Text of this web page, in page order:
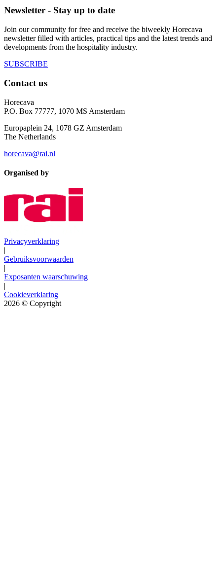
Newsletter - Stay up to date
Join our community for free and receive the biweekly Horecava
newsletter filled with articles, practical tips and the latest trends and
developments from the hospitality industry.
SUBSCRIBE
Contact us
Horecava
P.O. Box 77777, 1070 MS Amsterdam
Europaplein 24, 1078 GZ Amsterdam
The Netherlands
horecava@rai.nl
Organised by
Privacyverklaring
|
Gebruiksvoorwaarden
|
Exposanten waarschuwing
|
Cookieverklaring
2026 © Copyright